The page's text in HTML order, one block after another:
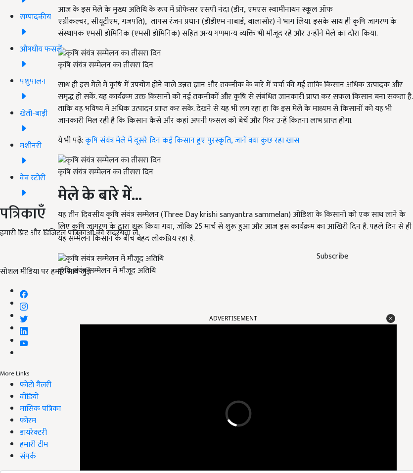
सम्पादकीय
औषधीय फसलें
पशुपालन
खेती-बाड़ी
मशीनरी
वेब स्टोरी
पत्रिकाएँ
हमारी प्रिंट और डिजिटल पत्रिकाओं की सदस्यता लें
Subscribe
सोशल मीडिया पर हमारे साथ जुड़ें:
More Links
फोटो गैलरी
वीडियो
मासिक पत्रिका
फोरम
डायरेक्टरी
हमारी टीम
संपर्क
आज के इस मेले के मुख्य अतिथि के रूप में प्रोफेसर एसपी नंदा (डीन, एमएस स्वामीनाथन स्कूल ऑफ
एग्रीकल्चर, सीयूटीएम, गजपति), तापस रंजन प्रधान (डीडीएम नाबार्ड, बालासोर) ने भाग लिया. इसके साथ ही कृषि जागरण के
संस्थापक एमसी डोमिनिक (एमसी डोमिनिक) सहित अन्य गणमान्य व्यक्ति भी मौजूद रहे और उन्होंने मेले का दौरा किया.
कृषि संयंत्र सम्मेलन का तीसरा दिन
साथ ही इस मेले में कृषि में उपयोग होने वाले उन्नत ज्ञान और तकनीक के बारे में चर्चा की गई ताकि किसान अधिक उत्पादक और
समृद्ध हो सकें. यह कार्यक्रम उक्त किसानों को नई तकनीकों और कृषि से संबंधित जानकारी प्राप्त कर सफल किसान बना सकता है.
ताकि वह भविष्य में अधिक उत्पादन प्राप्त कर सके. देखने से यह भी लग रहा हा कि इस मेले के माध्यम से किसानों को यह भी
जानकारी मिल रही है कि किसान कैसे और कहां अपनी फसल को बेचें और फिर उन्हें कितना लाभ प्राप्त होगा.
ये भी पढ़ें:कृषि संयंत्र मेले में दूसरे दिन कई किसान हुए पुरस्कृति, जानें क्या कुछ रहा खास
कृषि संयंत्र सम्मेलन का तीसरा दिन
मेले के बारे में...
यह तीन दिवसीय कृषि संयंत्र सम्मेलन (Three Day krishi sanyantra sammelan) ओडिशा के किसानों को एक साथ लाने के
लिए कृषि जागरण के द्वारा शुरू किया गया, जोकि 25 मार्च से शुरू हुआ और आज इस कार्यक्रम का आखिरी दिन है. पहले दिन से ही
यह सम्मेलन किसान के बीच बेहद लोकप्रिय रहा है.
कृषि संयंत्र सम्मेलन में मौजूद अतिथि